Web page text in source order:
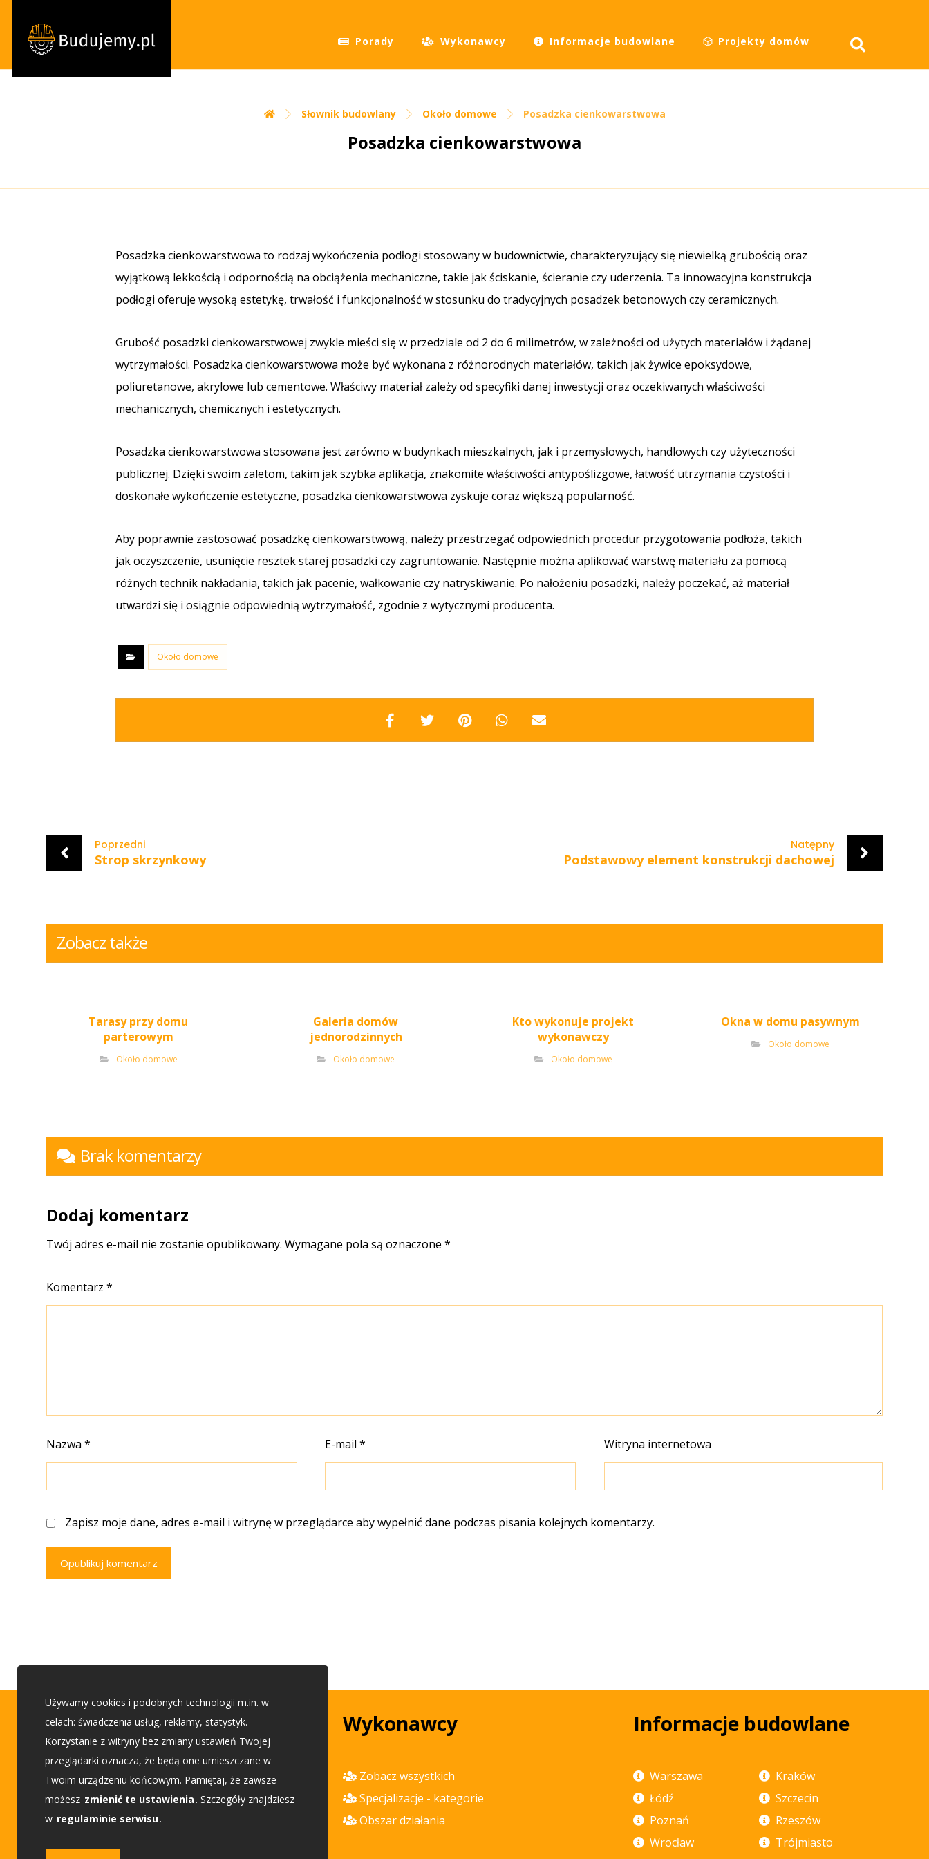
Porady Wykonawcy Informacje budowlane Projekty domów
Słownik budowlany Około domowe Posadzka cienkowarstwowa
Posadzka cienkowarstwowa
Posadzka cienkowarstwowa to rodzaj wykończenia podłogi stosowany w budownictwie, charakteryzujący się niewielką grubością oraz
wyjątkową lekkością i odpornością na obciążenia mechaniczne, takie jak ściskanie, ścieranie czy uderzenia. Ta innowacyjna konstrukcja
podłogi oferuje wysoką estetykę, trwałość i funkcjonalność w stosunku do tradycyjnych posadzek betonowych czy ceramicznych.
Grubość posadzki cienkowarstwowej zwykle mieści się w przedziale od 2 do 6 milimetrów, w zależności od użytych materiałów i żądanej
wytrzymałości. Posadzka cienkowarstwowa może być wykonana z różnorodnych materiałów, takich jak żywice epoksydowe,
poliuretanowe, akrylowe lub cementowe. Właściwy materiał zależy od specyfiki danej inwestycji oraz oczekiwanych właściwości
mechanicznych, chemicznych i estetycznych.
Posadzka cienkowarstwowa stosowana jest zarówno w budynkach mieszkalnych, jak i przemysłowych, handlowych czy użyteczności
publicznej. Dzięki swoim zaletom, takim jak szybka aplikacja, znakomite właściwości antypoślizgowe, łatwość utrzymania czystości i
doskonałe wykończenie estetyczne, posadzka cienkowarstwowa zyskuje coraz większą popularność.
Aby poprawnie zastosować posadzkę cienkowarstwową, należy przestrzegać odpowiednich procedur przygotowania podłoża, takich
jak oczyszczenie, usunięcie resztek starej posadzki czy zagruntowanie. Następnie można aplikować warstwę materiału za pomocą
różnych technik nakładania, takich jak pacenie, wałkowanie czy natryskiwanie. Po nałożeniu posadzki, należy poczekać, aż materiał
utwardzi się i osiągnie odpowiednią wytrzymałość, zgodnie z wytycznymi producenta.
Około domowe
Poprzedni
Strop skrzynkowy
Natępny
Podstawowy element konstrukcji dachowej
Zobacz także
Tarasy przy domu
parterowym
Około domowe
Galeria domów
jednorodzinnych
Około domowe
Kto wykonuje projekt
wykonawczy
Około domowe
Okna w domu pasywnym
Około domowe
Brak komentarzy
Dodaj komentarz
Twój adres e-mail nie zostanie opublikowany. Wymagane pola są oznaczone*
Komentarz*
Nazwa* E-mail* Witryna internetowa
Zapisz moje dane, adres e-mail i witrynę w przeglądarce aby wypełnić dane podczas pisania kolejnych komentarzy.
Opublikuj komentarz
Porady budowlane
Etap 1 - Przed budową
Etap 2 - Wybieam projekt
Etap 3 - Buduję dom
Wykonawcy
Zobacz wszystkich
Specjalizacje - kategorie
Obszar działania
Informacje budowlane
Warszawa
Kraków
Łódź
Szczecin
Poznań
Rzeszów
Wrocław
Trójmiasto
Używamy cookies i podobnych technologii m.in. w
celach: świadczenia usług, reklamy, statystyk.
Korzystanie z witryny bez zmiany ustawień Twojej
przeglądarki oznacza, że będą one umieszczane w
Twoim urządzeniu końcowym. Pamiętaj, że zawsze
możesz zmienić te ustawienia . Szczegóły znajdziesz
w regulaminie serwisu.